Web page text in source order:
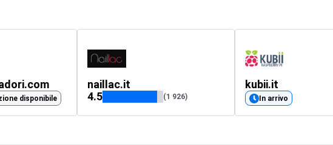
disponibile
naillac.it
4.5
(1 926)
kubii.it
In arrivo